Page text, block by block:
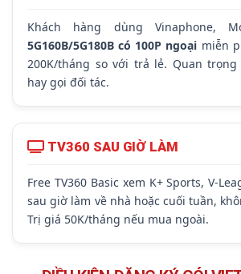
Khách hàng dùng Vinaphone,
5G160B/5G180B có 100P ngoại miễn
200K/tháng so với trả lẻ. Quan trọng
hay gọi đối tác.
TV360 SAU GIỜ LÀM
Free TV360 Basic xem K+ Sports, V-
sau giờ làm về nhà hoặc cuối tuần,
Trị giá 50K/tháng nếu mua ngoài.